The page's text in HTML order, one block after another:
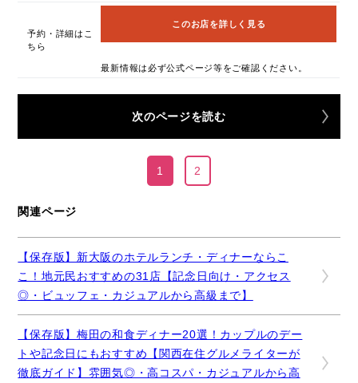
予約・詳細はこ
ちら
このお店を詳しく見る
最新情報は必ず公式ページ等をご確認ください。
次のページを読む
1 2
関連ページ
【保存版】新大阪のホテルランチ・ディナーならこ
こ！地元民おすすめの31店【記念日向け・アクセス
◎・ビュッフェ・カジュアルから高級まで】
【保存版】梅田の和食ディナー20選！カップルのデー
トや記念日にもおすすめ【関西在住グルメライターが
徹底ガイド】雰囲気◎・高コスパ・カジュアルから高